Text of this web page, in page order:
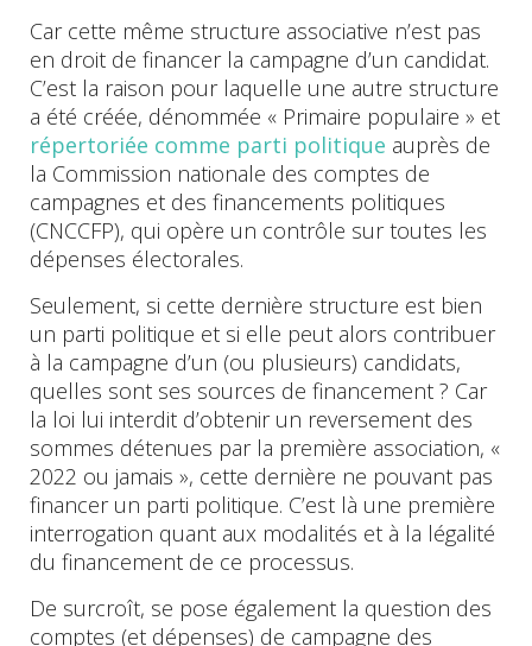
Car cette même structure associative n’est pas
en droit de financer la campagne d’un candidat.
C’est la raison pour laquelle une autre structure
a été créée, dénommée « Primaire populaire » et
répertoriée comme parti politique auprès de
la Commission nationale des comptes de
campagnes et des financements politiques
(CNCCFP), qui opère un contrôle sur toutes les
dépenses électorales.
Seulement, si cette dernière structure est bien
un parti politique et si elle peut alors contribuer
à la campagne d’un (ou plusieurs) candidats,
quelles sont ses sources de financement ? Car
la loi lui interdit d’obtenir un reversement des
sommes détenues par la première association, «
2022 ou jamais », cette dernière ne pouvant pas
financer un parti politique. C’est là une première
interrogation quant aux modalités et à la légalité
du financement de ce processus.
De surcroît, se pose également la question des
comptes (et dépenses) de campagne des